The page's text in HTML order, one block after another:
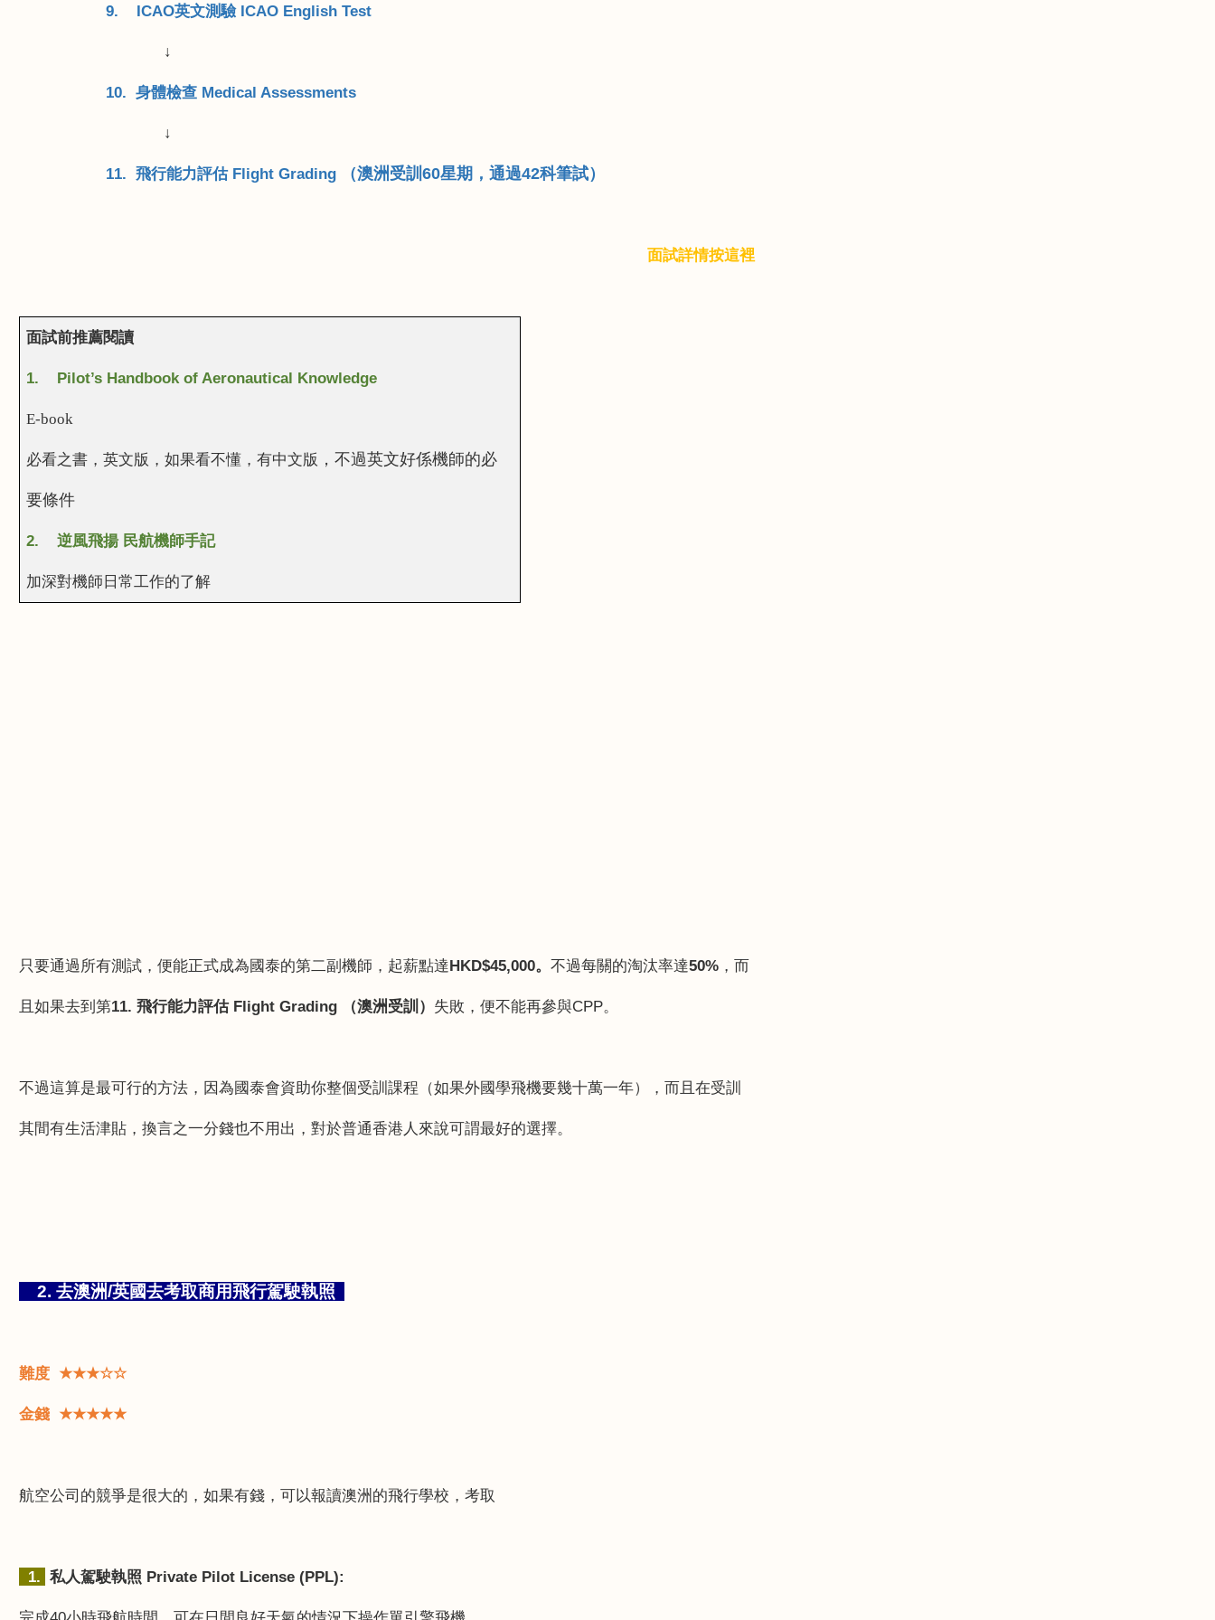
9. ICAO英文測驗 ICAO English Test
↓
10. 身體檢查 Medical Assessments
↓
11. 飛行能力評估 Flight Grading （澳洲受訓 60星期，通過42科筆試）
面試詳情按這裡
面試前推薦閱讀
1. Pilot’s Handbook of Aeronautical Knowledge
E-book
必看之書，英文版，如果看不懂，有中文版 ，不過英文好係機師的必
要條件
2.逆風飛揚 民航機師手記
加深對機師日常工作的了解
只要通過所有測試，便能正式成為國泰的第二副機師，起薪點達HKD$45,000。 不過每關的淘汰率達50% ，而
且如果去到第11. 飛行能力評估 Flight Grading （澳洲受訓） 失敗，便不能再參與CPP。
不過這算是最可行的方法，因為國泰會資助你整個受訓課程（如果外國學飛機要幾十萬一年），而且在受訓
其間有生活津貼，換言之一分錢也不用出，對於普通香港人來說可謂最好的選擇。
2. 去澳洲/英國去考取商用飛行駕駛執照
難度 ★★★☆☆
金錢 ★★★★★
航空公司的競爭是很大的，如果有錢，可以報讀澳洲的飛行學校，考取
1. 私人駕駛執照 Private Pilot License (PPL):